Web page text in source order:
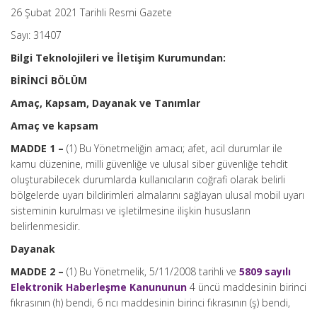
26 Şubat 2021 Tarihli Resmi Gazete
Sayı: 31407
Bilgi Teknolojileri ve İletişim Kurumundan:
BİRİNCİ BÖLÜM
Amaç, Kapsam, Dayanak ve Tanımlar
Amaç ve kapsam
MADDE 1 – (1) Bu Yönetmeliğin amacı; afet, acil durumlar ile
kamu düzenine, milli güvenliğe ve ulusal siber güvenliğe tehdit
oluşturabilecek durumlarda kullanıcıların coğrafi olarak belirli
bölgelerde uyarı bildirimleri almalarını sağlayan ulusal mobil uyarı
sisteminin kurulması ve işletilmesine ilişkin hususların
belirlenmesidir.
Dayanak
MADDE 2 – (1) Bu Yönetmelik, 5/11/2008 tarihli ve 5809 sayılı
Elektronik Haberleşme Kanununun 4 üncü maddesinin birinci
fıkrasının (h) bendi, 6 ncı maddesinin birinci fıkrasının (ş) bendi,